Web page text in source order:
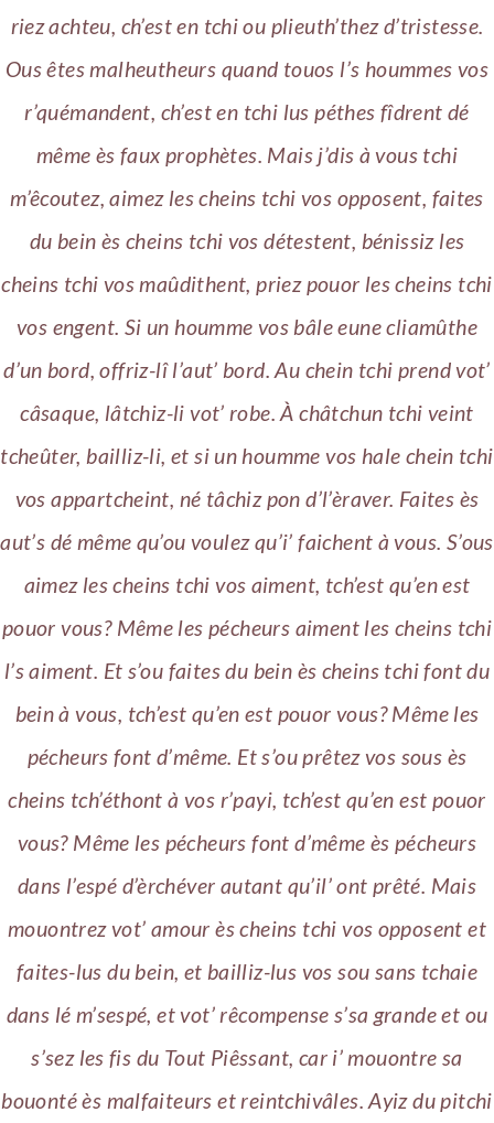
riez achteu, ch’est en tchi ou plieuth’thez d’tristesse.
Ous êtes malheutheurs quand touos l’s hoummes vos
r’quémandent, ch’est en tchi lus péthes fîdrent dé
même ès faux prophètes. Mais j’dis à vous tchi
m’êcoutez, aimez les cheins tchi vos opposent, faites
du bein ès cheins tchi vos détestent, bénissiz les
cheins tchi vos maûdithent, priez pouor les cheins tchi
vos engent. Si un houmme vos bâle eune cliamûthe
d’un bord, offriz-lî l’aut’ bord. Au chein tchi prend vot’
câsaque, lâtchiz-li vot’ robe. À châtchun tchi veint
tcheûter, bailliz-li, et si un houmme vos hale chein tchi
vos appartcheint, né tâchiz pon d’l’èraver. Faites ès
aut’s dé même qu’ou voulez qu’i’ faichent à vous. S’ous
aimez les cheins tchi vos aiment, tch’est qu’en est
pouor vous? Même les pécheurs aiment les cheins tchi
l’s aiment. Et s’ou faites du bein ès cheins tchi font du
bein à vous, tch’est qu’en est pouor vous? Même les
pécheurs font d’même. Et s’ou prêtez vos sous ès
cheins tch’éthont à vos r’payi, tch’est qu’en est pouor
vous? Même les pécheurs font d’même ès pécheurs
dans l’espé d’èrchéver autant qu’il’ ont prêté. Mais
mouontrez vot’ amour ès cheins tchi vos opposent et
faites-lus du bein, et bailliz-lus vos sou sans tchaie
dans lé m’sespé, et vot’ rêcompense s’sa grande et ou
s’sez les fis du Tout Piêssant, car i’ mouontre sa
bouonté ès malfaiteurs et reintchivâles. Ayiz du pitchi